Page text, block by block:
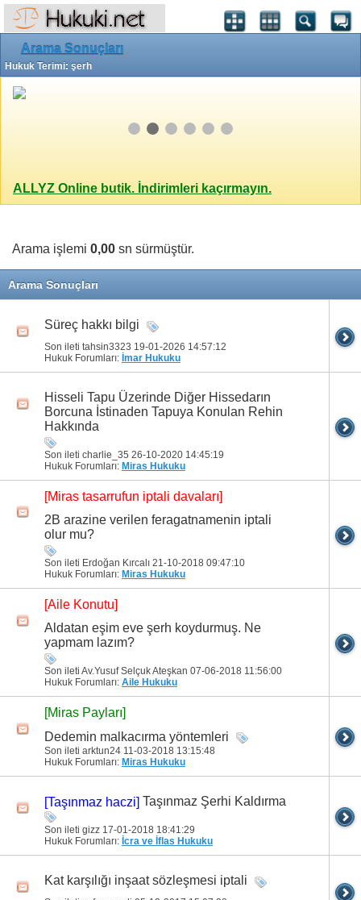
Arama Sonuçları
Hukuk Terimi: şerh
ALLYZ Online butik. İndirimleri kaçırmayın.
Arama işlemi 0,00 sn sürmüştür.
Arama Sonuçları
Süreç hakkı bilgi
Son ileti tahsin3323 19-01-2026 14:57:12
Hukuk Forumları: İmar Hukuku
Hisseli Tapu Üzerinde Diğer Hissedarın
Borcuna İstinaden Tapuya Konulan Rehin
Hakkında
Son ileti charlie_35 26-10-2020 14:45:19
Hukuk Forumları: Miras Hukuku
[Miras tasarrufun iptali davaları]
2B arazine verilen feragatnamenin iptali
olur mu?
Son ileti Erdoğan Kırcalı 21-10-2018 09:47:10
Hukuk Forumları: Miras Hukuku
[Aile Konutu]
Aldatan eşim eve şerh koydurmuş. Ne
yapmam lazım?
Son ileti Av.Yusuf Selçuk Ateşkan 07-06-2018 11:56:00
Hukuk Forumları: Aile Hukuku
[Miras Payları]
Dedemin malkacırma yöntemleri
Son ileti arktun24 11-03-2018 13:15:48
Hukuk Forumları: Miras Hukuku
[Taşınmaz haczi] Taşınmaz Şerhi Kaldırma
Son ileti gizz 17-01-2018 18:41:29
Hukuk Forumları: İcra ve İflas Hukuku
Kat karşılığı inşaat sözleşmesi iptali